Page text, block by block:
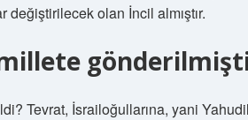
olan İncil almıştır.
Tevrat, İsrailoğullarına, yani